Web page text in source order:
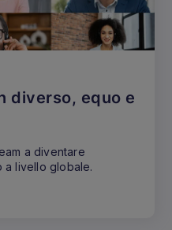
diverso, equo e
a diventare
a livello globale.